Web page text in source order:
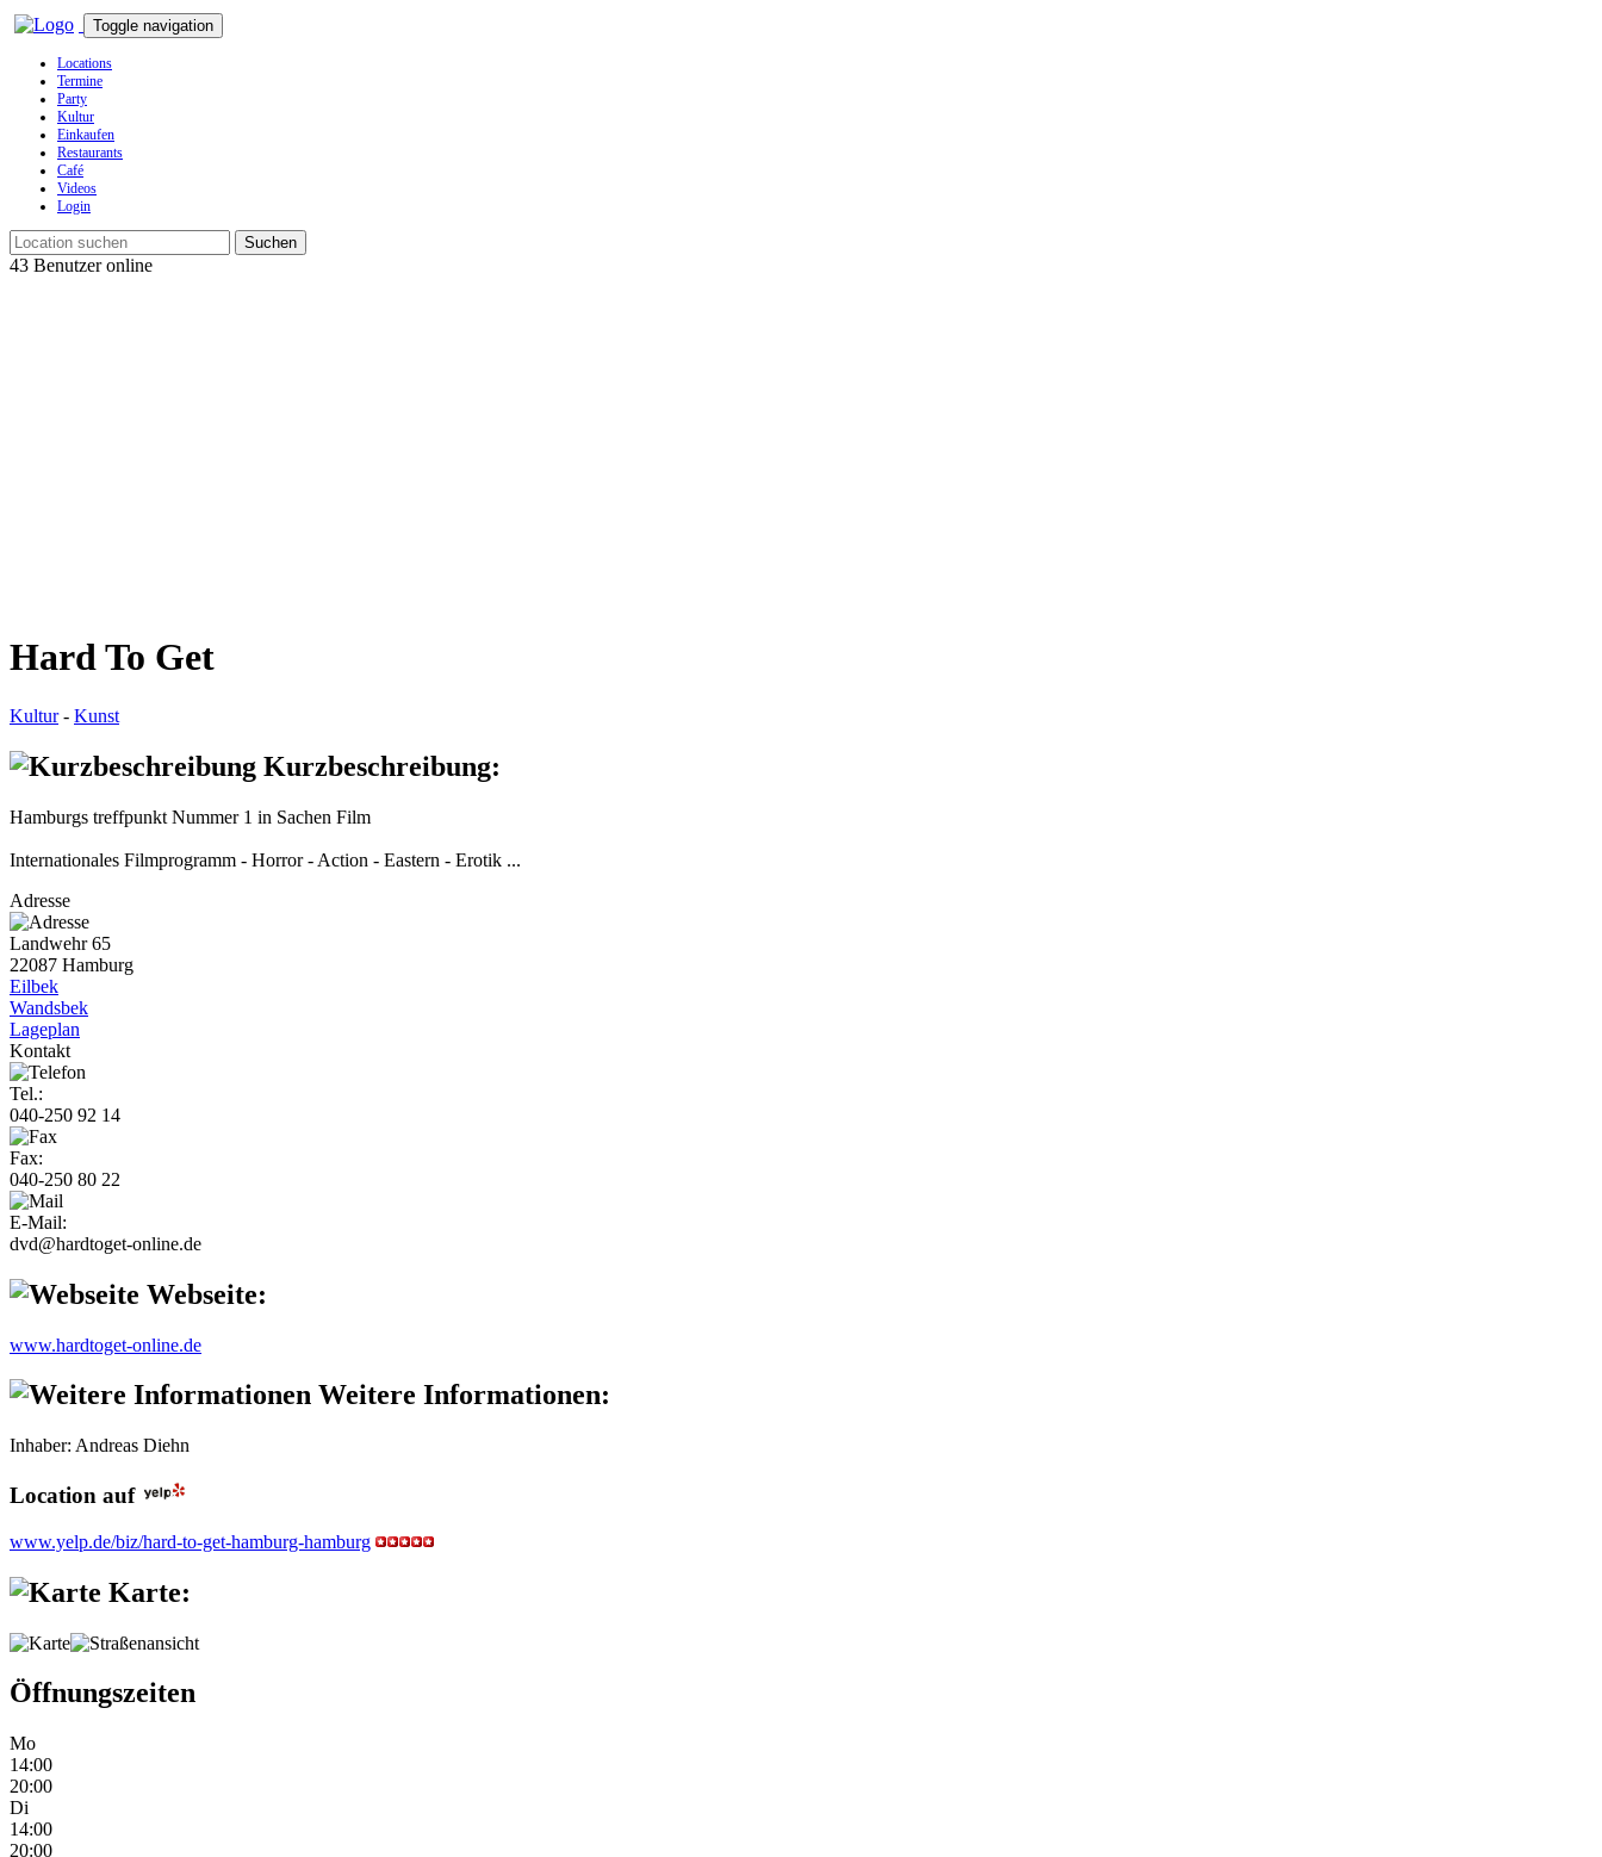
Toggle navigation
Locations
Termine
Party
Kultur
Einkaufen
Restaurants
Café
Videos
Login
Suchen
43 Benutzer online
Hard To Get
Kultur- Kunst
Kurzbeschreibung:
Hamburgs treffpunkt Nummer 1 in Sachen Film
Internationales Filmprogramm - Horror - Action - Eastern - Erotik ...
Adresse
Landwehr 65
22087 Hamburg
Eilbek
Wandsbek
Lageplan
Kontakt
Tel.:
040-250 92 14
Fax:
040-250 80 22
E-Mail:
dvd@hardtoget-online.de
Webseite:
www.hardtoget-online.de
Weitere Informationen:
Inhaber: Andreas Diehn
Location auf
www.yelp.de/biz/hard-to-get-hamburg-hamburg
Karte:
Öffnungszeiten
Mo
14:00
20:00
Di
14:00
20:00